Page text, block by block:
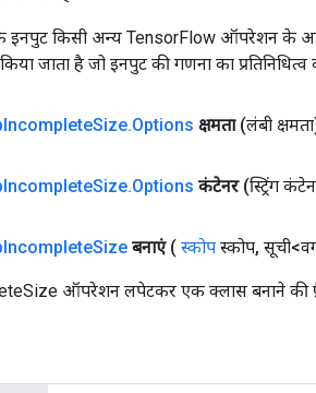
किसी अन्य TensorFlow ऑपरेशन के
जाता है जो इनपुट की गणना का प्रतिनिधित्व
IncompleteSize.Options क्षमता (लंबी
IncompleteSize.Options कंटेनर (स्ट्रिंग
IncompleteSize बनाएं ( स्कोप स्कोप,
ऑपरेशन लपेटकर एक क्लास बनाने की